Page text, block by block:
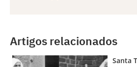
Artigos relacionados
Santa